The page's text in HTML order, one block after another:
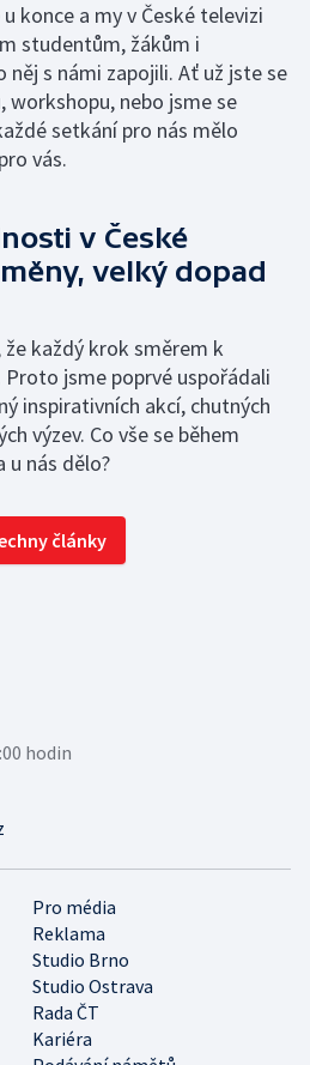
konce a my v České televizi
studentům, žákům i
s námi zapojili. Ať už jste se
workshopu, nebo jsme se
setkání pro nás mělo
vás.
v České
velký dopad
každý krok směrem k
jsme poprvé uspořádali
inspirativních akcí, chutných
výzev. Co vše se během
u nás dělo?
články
hodin
Pro média
Reklama
Studio Brno
Studio Ostrava
Rada ČT
Kariéra